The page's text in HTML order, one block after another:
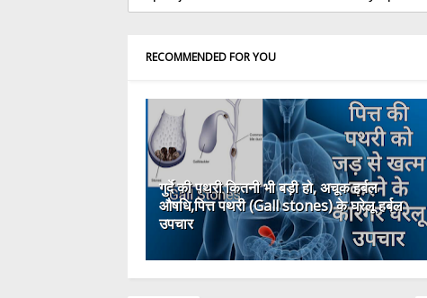
RECOMMENDED FOR YOU
गुर्दे की पथरी कितनी भी बड़ी हो, अचूक हर्बल
औषधि,पित्त पथरी (Gall stones) के घरेलू हर्बल
उपचार